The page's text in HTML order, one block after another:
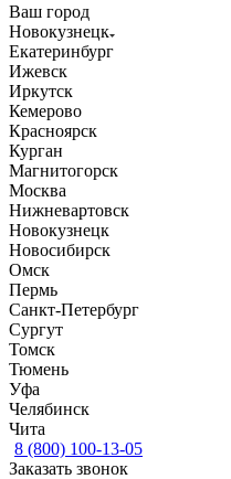
Ваш город
Новокузнецк
Екатеринбург
Ижевск
Иркутск
Кемерово
Красноярск
Курган
Магнитогорск
Москва
Нижневартовск
Новокузнецк
Новосибирск
Омск
Пермь
Санкт-Петербург
Сургут
Томск
Тюмень
Уфа
Челябинск
Чита
8 (800) 100-13-05
Заказать звонок